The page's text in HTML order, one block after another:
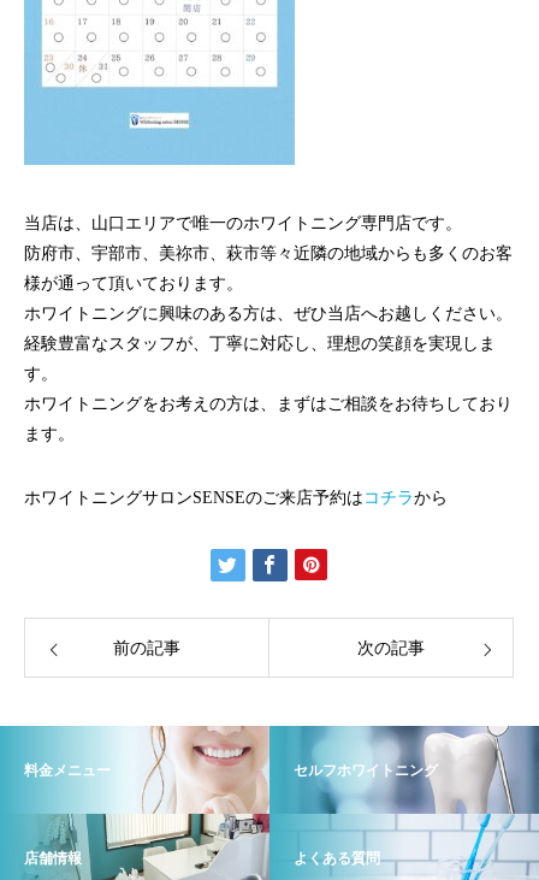
当店は、山口エリアで唯一のホワイトニング専門店です。
防府市、宇部市、美祢市、萩市等々近隣の地域からも多くのお客
様が通って頂いております。
ホワイトニングに興味のある方は、ぜひ当店へお越しください。
経験豊富なスタッフが、丁寧に対応し、理想の笑顔を実現しま
す。
ホワイトニングをお考えの方は、まずはご相談をお待ちしており
ます。
ホワイトニングサロンSENSEのご来店予約は コチラから
前の記事 次の記事
料金メニュー セルフホワイトニング
店舗情報 よくある質問